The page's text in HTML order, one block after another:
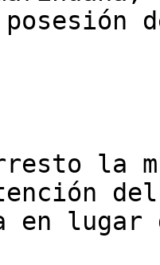
posesión
la
del
en lugar